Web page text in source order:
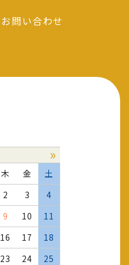
お問い合わせ
»
木 金
土
2 3
4
9 10
11
16 17
18
23 24
25